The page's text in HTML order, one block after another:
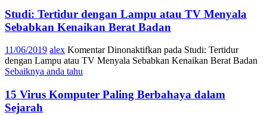
Studi: Tertidur dengan Lampu atau TV Menyala
Sebabkan Kenaikan Berat Badan
11/06/2019 alex Komentar Dinonaktifkan pada Studi: Tertidur
dengan Lampu atau TV Menyala Sebabkan Kenaikan Berat Badan
Sebaiknya anda tahu
15 Virus Komputer Paling Berbahaya dalam
Sejarah